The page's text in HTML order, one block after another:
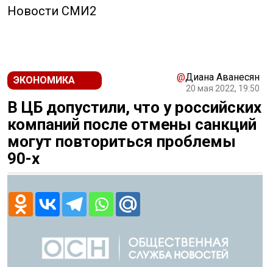
Новости СМИ2
ЭКОНОМИКА @Диана Аванесян
20 мая 2022, 19:50
В ЦБ допустили, что у российских
компаний после отмены санкций
могут повториться проблемы
90-х